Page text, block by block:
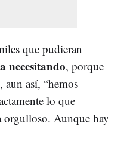
que pudieran
necesitando, porque
aun así, “hemos
lo que
orgulloso. Aunque hay